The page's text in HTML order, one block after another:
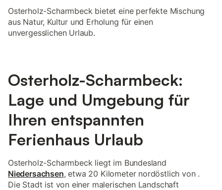
Osterholz-Scharmbeck bietet eine perfekte Mischung
aus Natur, Kultur und Erholung für einen
unvergesslichen Urlaub.
Osterholz-Scharmbeck:
Lage und Umgebung für
Ihren entspannten
Ferienhaus Urlaub
Osterholz-Scharmbeck liegt im Bundesland
Niedersachsen, etwa 20 Kilometer nordöstlich von .
Die Stadt ist von einer malerischen Landschaft